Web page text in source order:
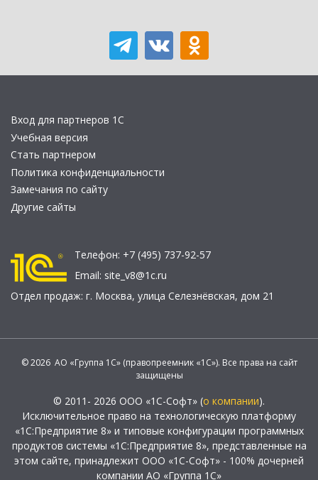
Вход для партнеров 1С
Учебная версия
Стать партнером
Политика конфиденциальности
Замечания по сайту
Другие сайты
Телефон: +7 (495) 737-92-57
Email: site_v8@1c.ru
Отдел продаж: г. Москва, улица Селезнёвская, дом 21
© 2026 АО «Группа 1С» (правопреемник «1С»). Все права на сайт
защищены
© 2011- 2026 ООО «1С-Софт» (о компании).
Исключительное право на технологическую платформу
«1С:Предприятие 8» и типовые конфигурации программных
продуктов системы «1С:Предприятие 8», представленные на
этом сайте, принадлежит ООО «1С-Софт» - 100% дочерней
компании АО «Группа 1С»